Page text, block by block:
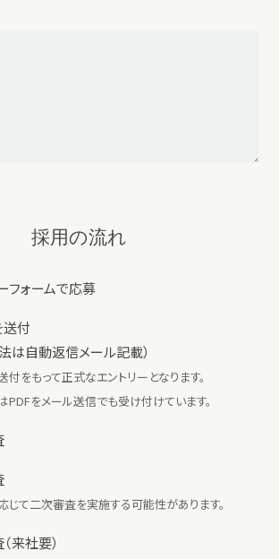
採用の流れ
フォームで応募
付
は自動返信メール記載）
をもって正式なエントリーとなります。
をメール送信でも受け付けています。
て二次審査を実施する可能性があります。
来社要）